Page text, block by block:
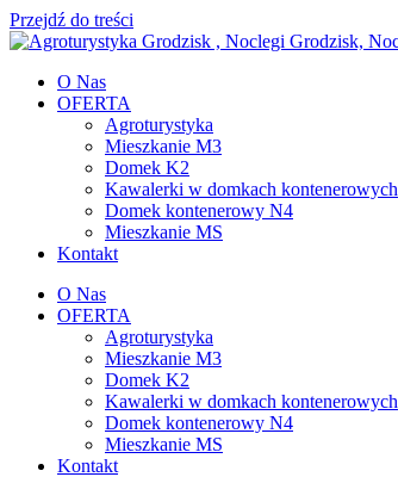
Przejdź do treści
O Nas
OFERTA
Agroturystyka
Mieszkanie M3
Domek K2
Kawalerki w domkach kontenerowych
Domek kontenerowy N4
Mieszkanie MS
Kontakt
O Nas
OFERTA
Agroturystyka
Mieszkanie M3
Domek K2
Kawalerki w domkach kontenerowych
Domek kontenerowy N4
Mieszkanie MS
Kontakt